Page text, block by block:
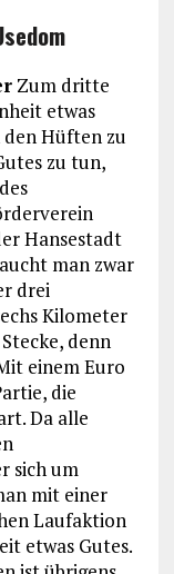
Zum dritte
etwas
Hüften zu
zu tun,
Hansestadt
man zwar
drei
Kilometer
denn
einem Euro
die
Da alle
sich um
mit einer
Laufaktion
etwas Gutes.